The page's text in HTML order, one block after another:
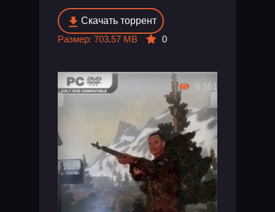
Скачать торрент
Размер: 703.57 MB
0
6 361